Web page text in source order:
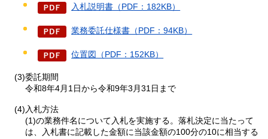
入札説明書（PDF：182KB）
業務委託仕様書（PDF：94KB）
位置図（PDF：152KB）
(3)委託期間
令和8年4月1日から令和9年3月31日まで
(4)入札方法
(1)の業務件名について入札を実施する。落札決定に当たって
は、入札書に記載した金額に当該金額の100分の10に相当する